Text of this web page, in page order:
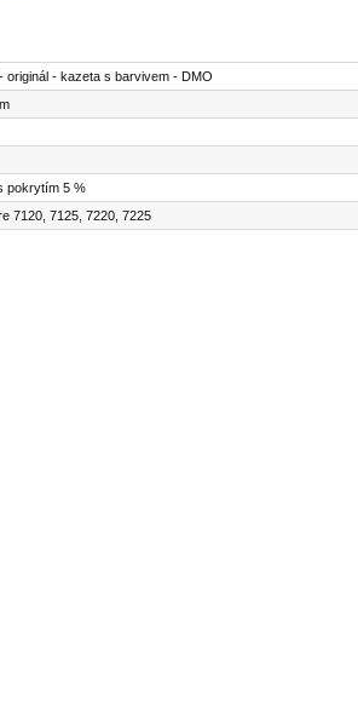
originál - kazeta s barvivem - DMO
pokrytím 5 %
7120, 7125, 7220, 7225